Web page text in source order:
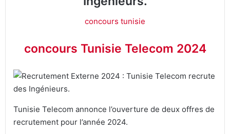
concours tunisie
concours Tunisie Telecom 2024
Tunisie Telecom annonce l’ouverture de deux offres de
recrutement pour l’année 2024.